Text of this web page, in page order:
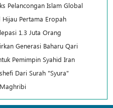
Pelancongan Islam Global
Hijau Pertama Eropah
1.3 Juta Orang
Generasi Baharu Qari
Pemimpin Syahid Iran
Dari Surah "Syura"